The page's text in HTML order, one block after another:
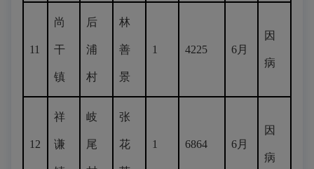
11
尚
干
镇
后
浦
村
林
善
景
1 4225 6月
因
病
12
祥
谦
岐
尾
张
花 1 6864 6月
因
病